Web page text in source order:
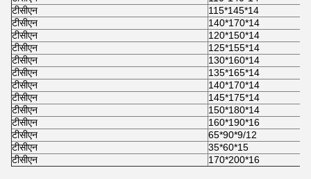
टीसीएन
115*145*14
टीसीएन
140*170*14
टीसीएन
120*150*14
टीसीएन
125*155*14
टीसीएन
130*160*14
टीसीएन
135*165*14
टीसीएन
140*170*14
टीसीएन
145*175*14
टीसीएन
150*180*14
टीसीएन
160*190*16
टीसीएन
65*90*9/12
टीसीएन
35*60*15
टीसीएन
170*200*16